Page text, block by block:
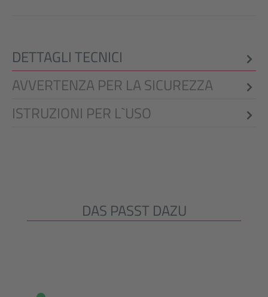
DETTAGLI TECNICI
AVVERTENZA PER LA SICUREZZA
ISTRUZIONI PER L`USO
Salta la galleria dei prodotti
DAS PASST DAZU